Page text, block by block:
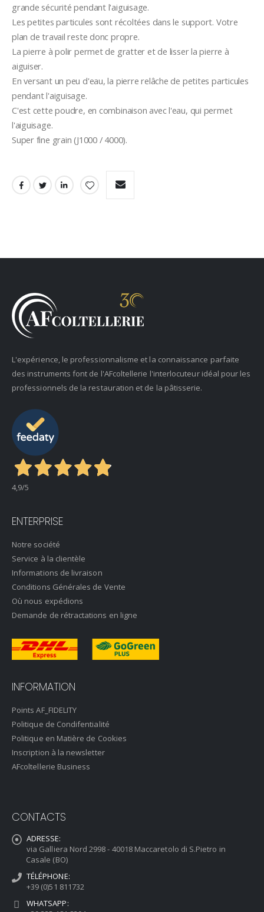
grande sécurité pendant l'aiguisage.
Les petites particules sont récoltées dans le support. Votre
plan de travail reste donc propre.
La pierre à polir permet de gratter et de lisser la pierre à
aiguiser.
En versant un peu d'eau, la pierre relâche de petites particules
pendant l'aiguisage.
C'est cette poudre, en combinaison avec l'eau, qui permet
l'aiguisage.
Super fine grain (J1000 / 4000).
L'expérience, le professionnalisme et la connaissance parfaite
des instruments font de l'AFcoltellerie l'interlocuteur idéal pour les
professionnels de la restauration et de la pâtisserie.
4,9/5
ENTERPRISE
Notre société
Service à la clientèle
Informations de livraison
Conditions Générales de Vente
Où nous expédions
Demande de rétractations en ligne
INFORMATION
Points AF_FIDELITY
Politique de Condifentialité
Politique en Matière de Cookies
Inscription à la newsletter
AFcoltellerie Business
CONTACTS
ADRESSE:
via Galliera Nord 2998 - 40018 Maccaretolo di S.Pietro in
Casale (BO)
TÉLÉPHONE:
+39 (0)51 811732
WHATSAPP: